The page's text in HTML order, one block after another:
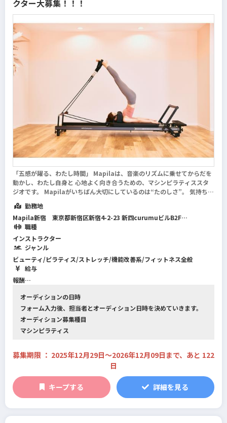
クター大募集！！！
「五感が躍る、わたし時間」 Mapilaは、音楽のリズムに乗せてからだを
動かし、わたし自身と 心地よく向き合うための、マシンピラティススタ
ジオです。 Mapilaがいちばん大切にしているのは“たのしさ”。 気持ちよ
る。 ここは、...
勤務地
Mapila新宿 東京都新宿区新宿4-2-23 新四curumuビルB2F
Mapila柏 千葉県柏市柏2-10-1柏モア2階
Mapila西荻窪 東京都杉並区西荻南3-14-6 フェスタ西荻窪5F
Mapila西葛西 東京都江戸川区西葛西6-17-1 フジマンション第2 2F
Mapila堀江 大阪府大阪市西区南堀江1-9-1 現代オレンジビル5F
Mapila琴似 北海道札幌市西区琴似１条３丁目３−７ TM23ビル1F
職種
インストラクター
ジャンル
ビューティ/ピラティス/ストレッチ/機能改善系/フィットネス全般
給与
報酬
※弊社査定に応じ変動あり
交通費別途支給
オーディションの日時
フォーム入力後、担当者とオーディション日時を決めていきます。
オーディション募集種目
マシンピラティス
募集期限 ： 2025年12月29日〜2026年12月09日まで、あと 122
日
キープする 詳細を見る